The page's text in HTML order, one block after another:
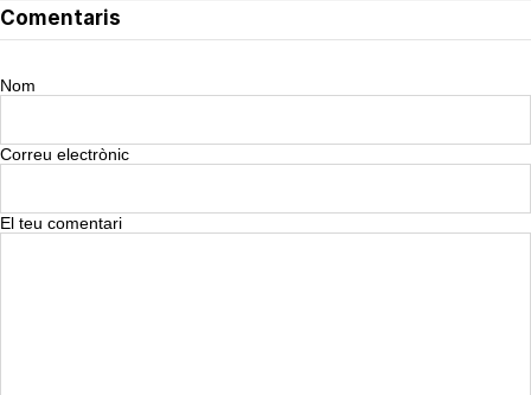
Comentaris
Nom
Correu electrònic
El teu comentari